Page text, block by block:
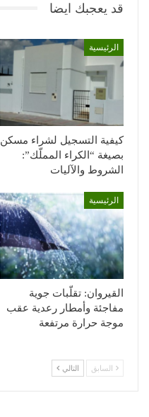
قد يعجبك ايضا
الرئيسية
كيفية التسجيل لشراء مسكن
بصيغة “الكراء المملّك”:
الشروط والآليات
الرئيسية
القيروان: تقلّبات جوية
مفاجئة وأمطار رعدية عقب
موجة حرارة مرتفعة
السابق التالي